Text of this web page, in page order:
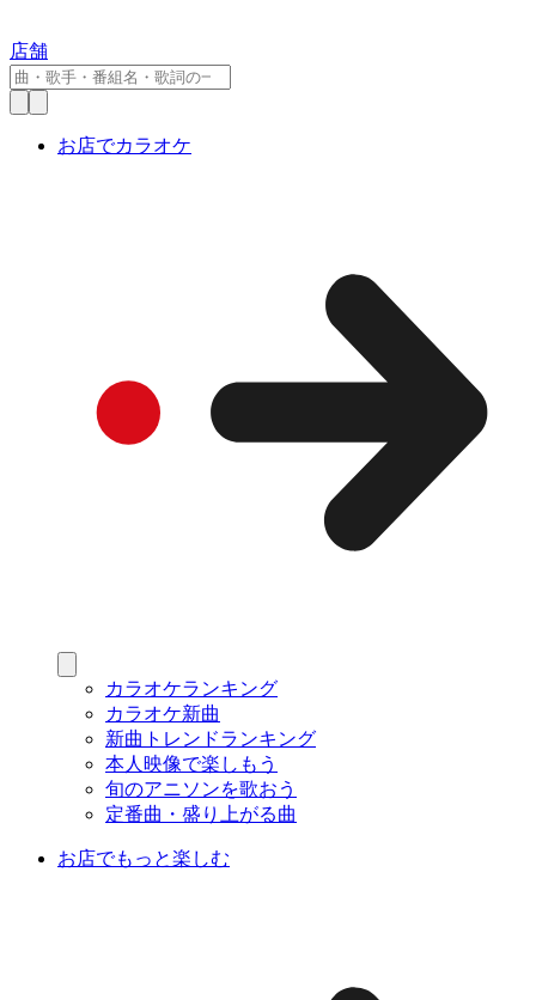
店舗
お店でカラオケ
カラオケランキング
カラオケ新曲
新曲トレンドランキング
本人映像で楽しもう
旬のアニソンを歌おう
定番曲・盛り上がる曲
お店でもっと楽しむ